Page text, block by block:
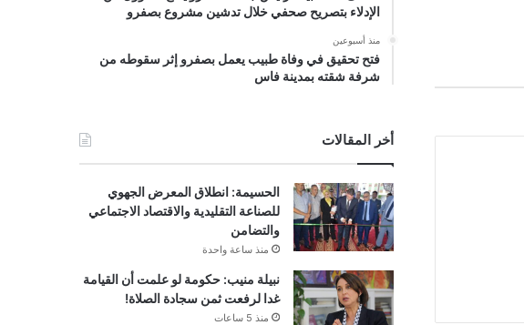
الإدلاء بتصريح صحفي خلال تدشين مشروع بصفرو
منذ أسبوعين
فتح تحقيق في وفاة طبيب يعمل بصفرو إثر سقوطه من
شرفة شقته بمدينة فاس
أخر المقالات
الحسيمة: انطلاق المعرض الجهوي
للصناعة التقليدية والاقتصاد الاجتماعي
والتضامن
منذ ساعة واحدة
نبيلة منيب: حكومة لو علمت أن القيامة
غدا لرفعت ثمن سجادة الصلاة!
منذ 5 ساعات